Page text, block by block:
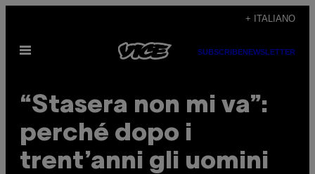
contenuto
+ ITALIANO
Apri
SUBSCRIBENEWSLETTER
“Stasera non mi va”:
perché dopo i
trent’anni gli uomini